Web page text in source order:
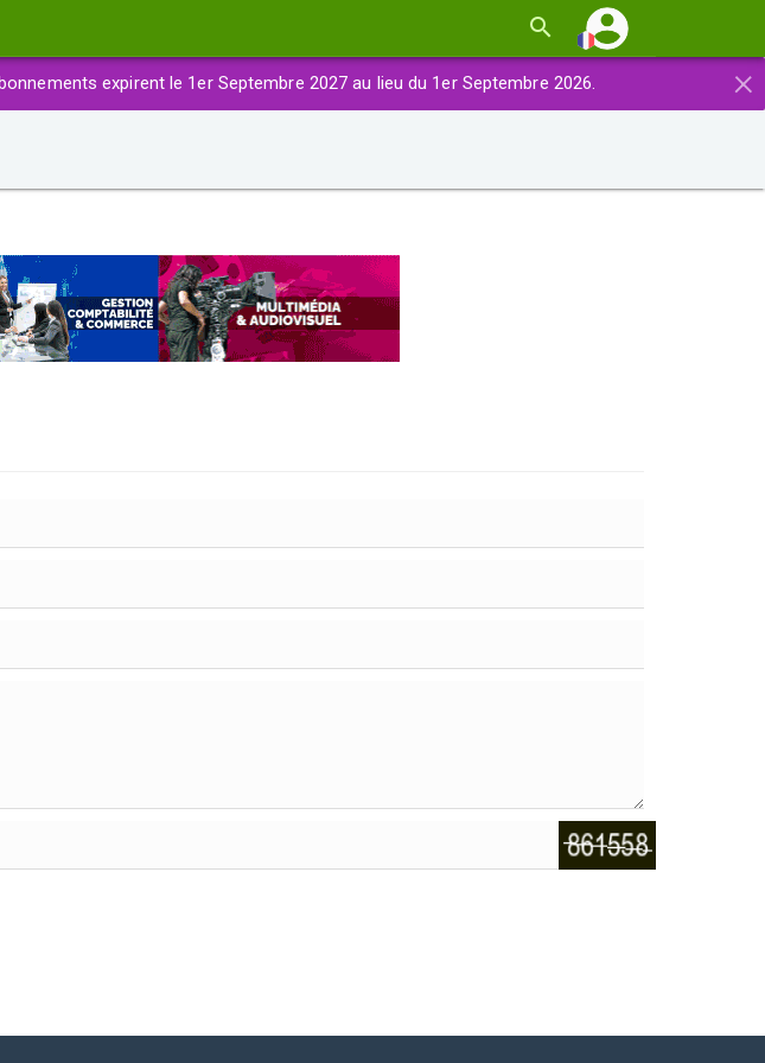
×
expirent le 1er Septembre 2027 au lieu du 1er Septembre 2026.